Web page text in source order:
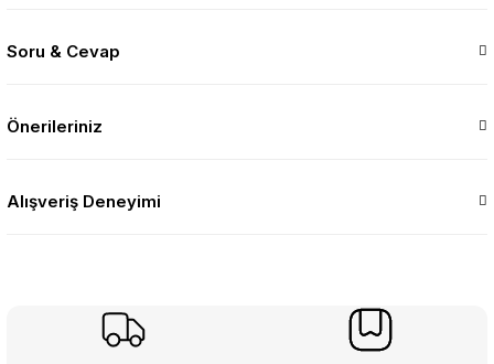
Soru & Cevap
Önerileriniz
Alışveriş Deneyimi